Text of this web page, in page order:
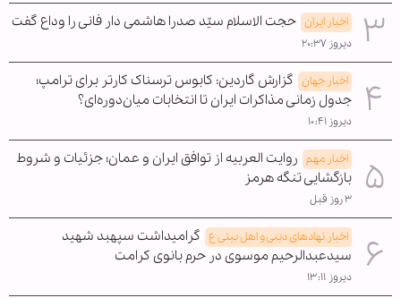
اخبار ایران حجت الاسلام سیّد صدرا هاشمی دار فانی را وداع گفت
دیروز ۲۰:۳۷
اخبار جهان گزارش گاردین: کابوس ترسناک کارتر برای ترامپ؛
جدول زمانی مذاکرات ایران تا انتخابات میان‌دوره‌ای؟
دیروز ۱۰:۴۱
اخبار مهم روایت العربیه از توافق ایران و عمان؛ جزئیات و شروط
بازگشایی تنگه هرمز
۳ روز قبل
اخبار نهادهای دینی و اهل بیتی ع گرامیداشت سپهبد شهید
سیدعبدالرحیم موسوی در حرم بانوی کرامت
دیروز ۱۳:۱۱